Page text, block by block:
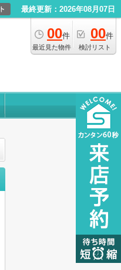
最終更新：2026年08月07日
00件
最近見た物件
00件
検討リスト